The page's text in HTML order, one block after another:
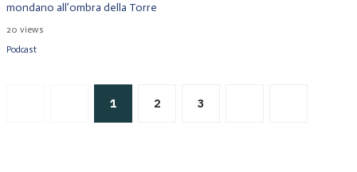
mondano all’ombra della Torre
20 views
Podcast
1 2 3